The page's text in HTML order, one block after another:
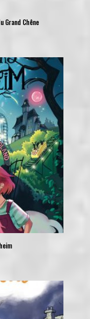
Grand Chêne